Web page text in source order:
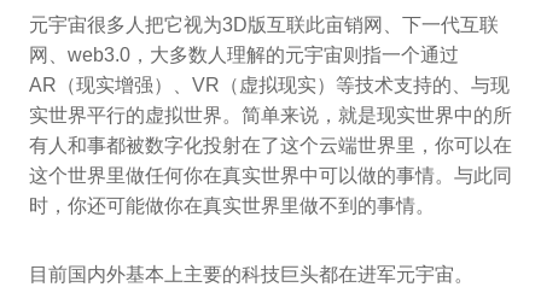
元宇宙很多人把它视为3D版互联此亩销网、下一代互联
网、web3.0，大多数人理解的元宇宙则指一个通过
AR（现实增强）、VR（虚拟现实）等技术支持的、与现
实世界平行的虚拟世界。简单来说，就是现实世界中的所
有人和事都被数字化投射在了这个云端世界里，你可以在
这个世界里做任何你在真实世界中可以做的事情。与此同
时，你还可能做你在真实世界里做不到的事情。
目前国内外基本上主要的科技巨头都在进军元宇宙。